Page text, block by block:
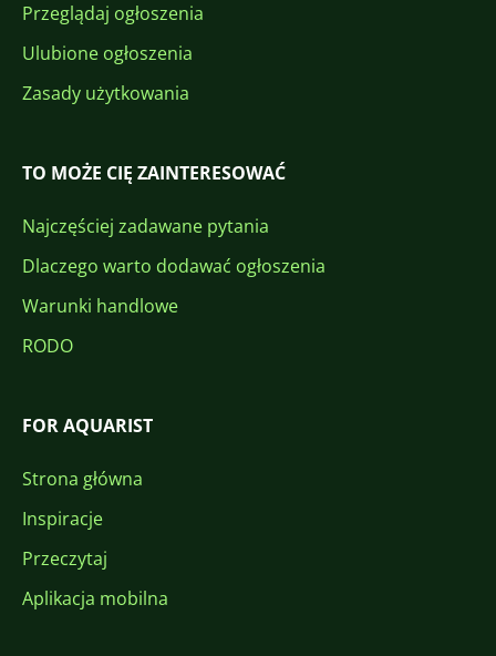
Przeglądaj ogłoszenia
Ulubione ogłoszenia
Zasady użytkowania
TO MOŻE CIĘ ZAINTERESOWAĆ
Najczęściej zadawane pytania
Dlaczego warto dodawać ogłoszenia
Warunki handlowe
RODO
FOR AQUARIST
Strona główna
Inspiracje
Przeczytaj
Aplikacja mobilna